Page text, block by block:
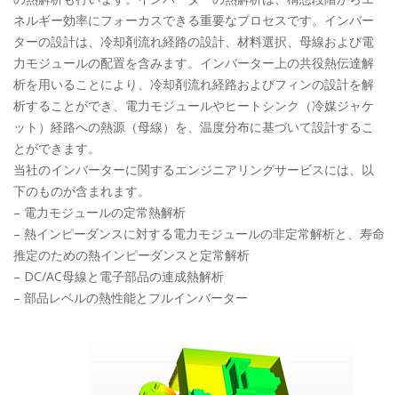
ネルギー効率にフォーカスできる重要なプロセスです。インバー
ターの設計は、冷却剤流れ経路の設計、材料選択、母線および電
力モジュールの配置を含みます。インバーター上の共役熱伝達解
析を用いることにより、冷却剤流れ経路およびフィンの設計を解
析することができ、電力モジュールやヒートシンク（冷媒ジャケ
ット）経路への熱源（母線）を、温度分布に基づいて設計するこ
とができます。
当社のインバーターに関するエンジニアリングサービスには、以
下のものが含まれます。
– 電力モジュールの定常熱解析
– 熱インピーダンスに対する電力モジュールの非定常解析と、寿命
推定のための熱インピーダンスと定常解析
– DC/AC母線と電子部品の連成熱解析
– 部品レベルの熱性能とフルインバーター